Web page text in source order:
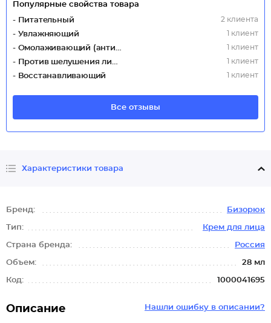
Популярные свойства товара
- Питательный
2 клиента
- Увлажняющий 1 клиент
- Омолаживающий (антивозрастной) 1 клиент
- Против шелушения лица 1 клиент
- Восстанавливающий 1 клиент
Все отзывы
Характеристики товара
Бренд: Бизорюк
Тип: Крем для лица
Страна бренда: Россия
Объем: 28 мл
Код: 1000041695
Нашли ошибку в описании?
Описание